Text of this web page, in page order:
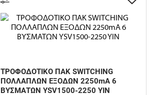
ΤΡΟΦΟΔΟΤΙΚΟ ΠΑΚ SWITCHING
ΠΟΛΛΑΠΛΩΝ ΕΞΟΔΩΝ 2250mA 6
ΒΥΣΜΑΤΩΝ YSV1500-2250 YIN